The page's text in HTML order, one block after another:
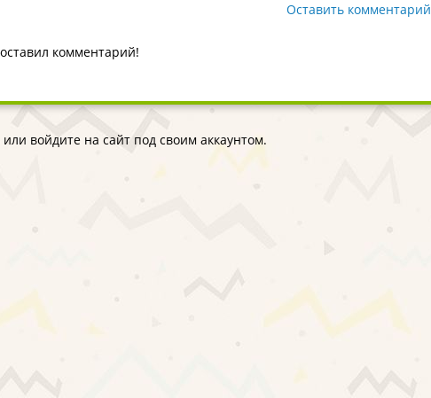
Оставить комментарий
комментарий!
войдите на сайт под своим аккаунтом.